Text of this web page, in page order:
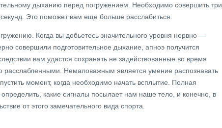
дыханию перед погружением. Необходимо совершить три
Это поможет вам еще больше расслабиться.
Когда вы добьетесь значительного уровня нервно —
совершили подготовительное дыхание, апноэ получится
вам удастся сохранять не задействованные во время
Немаловажным является умение распознавать
момент, когда необходимо начать всплытие. Полная
какие сигналы посылает нам наше тело, и конечно, в
от этого замечательного вида спорта.